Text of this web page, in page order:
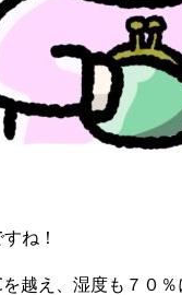
ね！
越え、湿度も７０％